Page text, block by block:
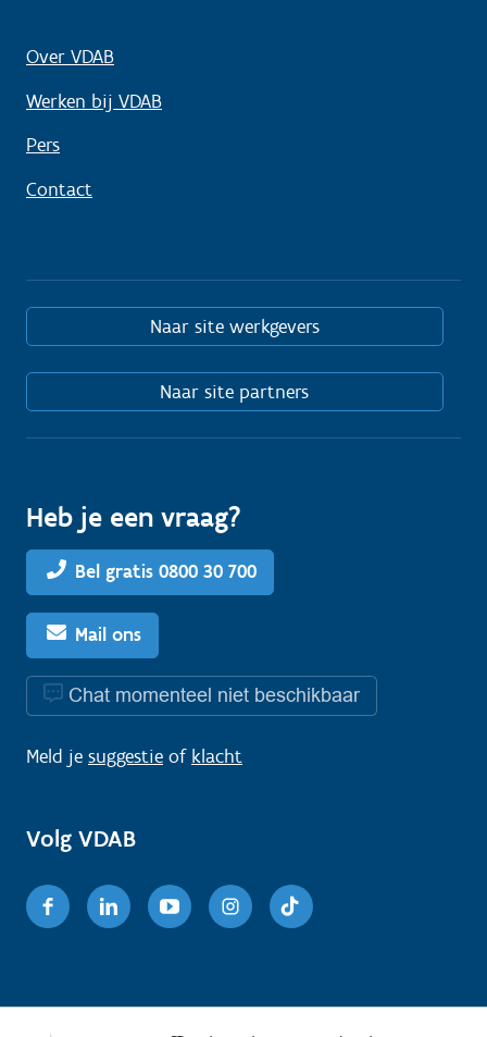
Over VDAB
Werken bij VDAB
Pers
Contact
Naar site werkgevers
Naar site partners
Heb je een vraag?
Bel gratis 0800 30 700
Mail ons
Chat momenteel niet beschikbaar
Meld je suggestie of klacht
Volg VDAB
FacebookLinkedinYoutubeInstagram